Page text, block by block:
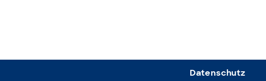
Datenschutz